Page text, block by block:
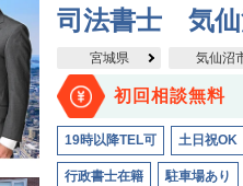
司法書士 気仙
宮城県 気仙沼
初回相談無料
19時以降TEL可 土日祝OK
行政書士在籍 駐車場あり